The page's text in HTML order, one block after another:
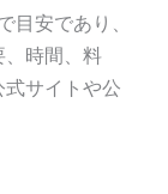
目安であり、
、時間、料
サイトや公